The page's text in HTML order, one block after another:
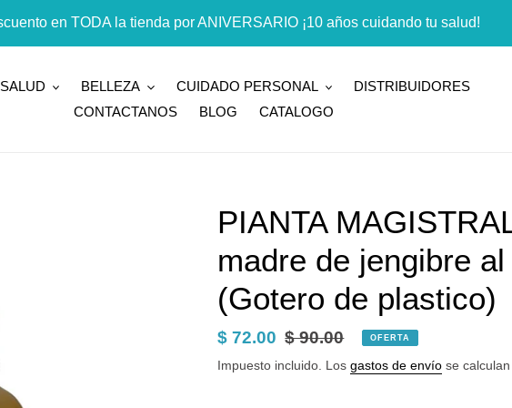
en TODA la tienda por ANIVERSARIO ¡10 años cuidando tu salud!
SALUD BELLEZA CUIDADO PERSONAL
DISTRIBUIDORES
CONTACTANOS
BLOG CATALOGO
PIANTA
madre de jengibre
(Gotero de plastico)
Precio
de
$ 72.00 Precio
habitual
$ 90.00 OFERTA
Impuesto incluido. Los gastos de envío se